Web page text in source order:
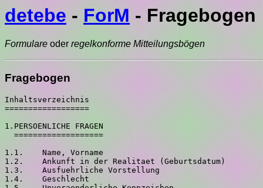
detebe - ForM - Fragebogen
Formulare oder regelkonforme Mitteilungsbögen
Fragebogen
Inhaltsverzeichnis
==================

1.PERSOENLICHE FRAGEN
  ===================

1.1.    Name, Vorname
1.2.    Ankunft in der Realitaet (Geburtsdatum)
1.3.    Ausfuehrliche Vorstellung
1.4.    Geschlecht
1.5.    Unveraenderliche Kennzeichen
1.6.    VAW-Wohnort
1.7.    Familienstand
1.8.    Schwaechen
1.9.    Glauben
1.10.   Vertrauen
1.11.   Haustiere
1.11.1. Haustiere (Hinweis: Floehe, Hausstaubmilben o.ae. zaehlen nicht als
Haustiere)
1.11.2. Ausfuehrliche Beschreibung der Haustiere (inkl. Name)
1.12.   Noch ausfuehrlichere Vorstellung





2. DETEBE
   ======

2.1.    Wie bist du auf detebe aufmerksam geworden?
2.2.    Warum kommst du erst jetzt und wo hast du dich bisher im Nutznetz
herumgetrieben?
2.3.    Aufenthalt in der Realitaet
2.4.    Leut.
2.4.1.  Was sind Frauensleut?
2.4.2.  Was sind Mannsleut?
2.5.    Lageeinschaetzung
2.5.1.  Sind SIE hinter dir her?
2.5.2.  Vertraust du den erlauchten Mitarbeitern(!)?
2.6.    Nenne die deiner Ansicht nach wichtigsten Eigenschaften eines
Wahrheitssuchers.
2.7.    Soziales Gewissen.


3. ZEIT (Nur fuer statistische Zwecke)
   ===================================

3.1.    Welches Jahr schreiben wir?
3.2.    Welcher Tag ist heute?
3.3.    Wieviel Uhr ist es derzeit?

============== Hier vorsichtig abbeissen ===============

       +-----------------------------------------+
       |                                         |
       | Der (fast) ultimative detebe-Fragebogen |
       |                                         |
       +-----------------------------------------+


               AUSFUELLUNGSVEREINBARUNGEN
               ==========================

DIE FOLGENDEN AUSFUELLUNGSBEDINGUNGEN SIND SORGFAELTIG DURCHZULESEN UND
BILDEN DIE GRUNDLAGE DER VEREINBARUNG ZWISCHEN DEM  ANTWORTENDEN UND DEM
STATISTISCHEN AMT VON detebe. DIESER detebe-FRAGEBOGEN (IM FOLGENDEN DER
EINFACHHEIT HALBER NUR ALS  FRAGEBOGEN BEZEICHNET) MUSS VON DIR SORGFAELTIG
UND WAHRHEITSGEMAESS AUSGEFUELLT WERDEN. VERSTOESSE GEGEN DIE SORGFALTS- UND
WAHRHEITSPFLICHT UNTERLIEGEN DER DRAKONISCHEN BESTRAFUNG DURCH EIN
ORDENTLICHES detebe-GERICHT UND WERDEN MIT PLONK NICHT  UNTER 1 JAHR ODER
(IN MINDER SCHWEREN FAELLEN) MINDESTENS MIT DEM ABWURF EINER ATOMBOMBE UEBER
DEINEM HAUS / DEINER WOHNUNG  BESTRAFT.

EINE NICHTZUSTIMMUNG HAT ZUR FOLGE, DASS DIESER FRAGEBOGEN NICHT AUSGEWERTET
WERDEN KANN UND UNGELESEN VERNICHTET WIRD!

Hinweis zum Datenschutz:
Die Auswertung der erhobenen Daten unterliegt den
detebe-Datenschutzbestimmungen. Die erhobenen Daten werden besonders
vertraulich behandelt. UM DIESE VERTRAULICHKEIT ZU GEWAEHRLEISTEN, DIE
ANTWORTEN DAHER _NUR_ IN detebe POSTEN. *AUF* *KEINEN*  *FALL* *ALS* *MAIL*
*SCHICKEN* (BND, NSA USW.)! Fuer die Archivierung ist aber ein Cc: an
fb@detebe.de erforderlich.

[ ] Ich stimme den o.a. Ausfuellungsbedingungen zu und fuelle den Fragebogen
sorgfaeltig und wahrheitsgemaess aus.

[ ] Ich stimme o.a. Ausfuellungsbedingungen nicht zu und werde sofort detebe
verlassen.





--------------------------------------------------------
_Ausfuellhinweis_ (ich haette nie gedacht, dass das mal noetig sein koennte)

Bitte 'Ankreuzfragen' _nur_ durch Ankreuzen mit "X" oder "x" beantworten
(latuernich muessen die " weggelassen werden).  Austoben kannst du dich bei
den 'freien' Antworten.
--------------------------------------------------------


1.PERSOENLICHE FRAGEN
  ===================


1.1. Name, Vorname


1.2. Ankunft in der Realitaet (Geburtsdatum)


1.3. Ausfuehrliche Vorstellung

VAW-Geburtsdatum


erlernter und ausgeuebter Beruf


Berufsziele


Einkommenshoehe


Schuldenhoehe


Vorstrafen


anhaengige Strafverfahren


bevorzugte Zigarettenmarken


bevorzugte Automarken (und was fuer ein Auto du tatsaechlich faehrst)


bevorzugte Getraenkemarken


bevorzugter T-Shirt-Aufdruck


bevorzugte Urlaubsziele (und warum)


Anzahl der Schoenheitsoperationen


Anzahl, Alter und Geschlecht deiner Eltern und aller deiner Kinder


sexuelle Vorlieben (mit ausfuehrlicher Schilderung)


Bist du immer noch in psychiatrischer Behandlung?


Die 5 peinlichsten Situationen deines Lebens



1.4. Geschlecht

[ ] Maennlich.
[ ] Weiblich.
[ ] Muss erst nachsehen.
[ ] Wen interessiert schon, welches Geschlecht ein Wirtskoerper hat?
[ ] Anderes.
[ ] Hae?

Wenn "Anderes": Welches?


1.5. Unveraenderliche Kennzeichen

[ ] Ja.
[ ] Nein.
[ ] Hae?



Wenn "Ja": Welche?


1.6. VAW-Wohnort



1.7. Familienstand:

[ ] Ja.
[ ] Nein.

Wenn "Ja":
[ ] vh.
[ ] led.
[ ] Bigamist(in).
[ ] Bisamratte.
[ ] Anderer.
[ ] Hae?

Wenn "Anderer": Welcher?



1.8. Schwaechen

Ich habe eine Schwaeche fuer:

[ ] pandimensionale Aliens.
[ ] Frauensleut.
[ ] Mannsleut.
[ ] Tiere.
[ ] anderes.
[ ] Hae?

Wenn "Anderes": Wofuer?


1.9. Glauben

Ich glaube an:

[ ] Al-Lat.
[ ] Frunz.
[ ] den Kanalgott.
[ ] Quereakl.
[ ] den grossen Rubasuba im Schrank.
[ ] Ich bin roemisch-katholisch.
[ ] jemanden anders.
[ ] Hae?

Wenn "jemanden anders": An wen?


1.10. Vertrauen

Ich vertraue (!=, wem man _nicht_ vertraut! Antworten wie: Keinem oder
Niemandem koennen woanders angebracht werden.)

[ ] Politikern.
[ ] der Atomindustrie.
[ ] der Werbung.
[ ] meiner Bank.
[ ] meinem Steuerberater.
[ ] der Mafia.
[ ] meinem Pfleger.
[ ] meinem Amtsvormund.
[ ] meine(r/m/n) Lebensabschnittsgefaehrten /
Lebensabschnittsgefaehrtin(nen).
[ ] meine(r/n) Katze(n).
[ ] meine(m/n) Hund(en).
[ ] Anderen.
[ ] Hae?

Wenn "Anderen": Wem und warum?



1.11. Haustiere

1.11.1. Haustiere (Hinweis: Floehe, Hausstaubmilben o.ae. zaehlen nicht als
Haustiere)

[ ] Ja.
[ ] Nein.
[ ] Andere Wesen.
[ ] Hae?

Ggf.: Welche?


1.11.2. Ausfuehrliche Beschreibung der Haustiere (inkl. Name)

[ ] Ijsche abbe docke garre keine Aussetierre, lieberre Erre Fragebogene!

Beschreibung:



1.12. Noch ausfuehrlichere Vorstellung

Hier bitte weitere Angaben rein schreiben wie: den Namen deines Partners / deiner Partnerin; den Namen deiner Stammkneipe; deine Schuhgroesse; Koerpergroesse; Bauchumfang; ggf. Brustumfang; Gewicht; Geistesgroesse; die Farbe deiner  Haare, Augen oder Fussnaegel; dein Lieblingsgericht; welche Musik und welche Lektuere du magst; was fuer einen Computer und  was fuer ein Betriebssystem du hast; die Anzahl deiner Urkunden; welches Buch du gerade liest; welches du noch lesen willst; welches du nicht lesen willst; die Anzahl deiner Weltmeistertitel; die Vereine, in denen du bist; wieviel Steuern du schon  hinterzogen hast; ob du schon mal eine grosse Summe im Lotto gewonnen hast; wem oder was du verfallen bist; wie lange du  schon im Nutznetz bist; welche Gruppen ausser detebe du nutzt; wie oft du dir die Fuesse nicht waeschst; wieviel Original-Zaehne du noch hast; ob du deinen Zahnarzt auch richtig lieb hast; Krankheiten; wann du vor hast, das Zeitliche zu  segnen, usw. usw. usw.

Sei nicht fantasielos und ueberlege dir zusaetzlich noch eigene Fragen, die du beantworten willst. Tob dich aus und schreibe alles auf, was dir sonst noch einfaellt! Schreib was du willst, aber LANGWEILE UNS NICHT!






2. DETEBE
   ======


2.1. Wie bist du auf detebe aufmerksam geworden?

[ ] Freunde, Bekannte.
[ ] Feinde.
[ ] Durch Drohungen.
[ ] Durch einen Hinweis in einer anderen Newsgroup, naemlich
    ________________________________________________________
[ ] Durch eine Signatur.
[ ] Durch ein Crossposting.
[ ] Zufaellig, beim Durchstoebern von Newsgroups.
[ ] Durch eine Homepage.
[ ] Durch eine Veroeffentlichung in einem Geheimdienstbericht.
[ ] Durch einen Artikel in einer Zeitschrift.
[ ] Durch einen Grundgesetzartikel.
[ ] Duch eine Anzeige in einer oertlichen Tageszeitung.
[ ] Anders.
[ ] Hae?

Wie genau?


Wenn "Anders": Wie?


2.2. Warum kommst du erst jetzt und wo hast du dich bisher im Nutznetz
herumgetrieben?


2.3. Aufenthalt in der Realitaet

[ ] Maessig.
[ ] Regelmaessig.
[ ] Mir bitte auch eine Mass.

2.4. Leut.

2.4.1. Was sind Frauensleut?

[ ] Androiden.
[ ] Weiss nicht. Weiss das ueberhaupt jemand?
[ ] Ups. Ich bin eine Frauensleut.
[ ] Andere Antwort.
[ ] Hae?

Wenn "Andere Antwort": Was denn nun?


2.4.2. Was sind Mannsleut?

[ ] Opfer.
[ ] Nur als Sklaven zu gebrauchen.
[ ] Ups. Ich bin ein Mannsleut.
[ ] Andere Antwort.
[ ] Hae?

Wenn "Andere Antwort": Was denn nun?



2.5. Lageeinschaetzung

2.5.1. Sind SIE hinter dir her?
[ ] Ja.
[ ] Wer sonst?
[ ] Nein.
[ ] Andere Antwort.
[ ] Hae?

Wenn "Andere Antwort": Bitte praezisieren!

Wenn "Nein": Warum nicht?


2.5.2. Vertraust du den erlauchten Mitarbeitern(!)?

[ ] Ja.
[ ] Wem sonst?
[ ] Nein.

Wenn "Nein": Warum nicht?


[ ] Ich traue nie jemandem.
[ ] Ich traue mir ja nicht einmal selbst.
[ ] Weil ich selber einer bin.
[ ] Ich wurde mal wieder nicht als Trauzeuge eingeladen.
[ ] Ich bin doch nicht bloed!
[ ] Die wollen sowieso nur mein Bestes (= mein Geld).
[ ] Andere Antwort.
[ ] Hae?

Wenn "Andere Antwort": Bitte praezisieren, damit wir uns besser
verstell^W^W^Wdaraus lernen koennen!

Wenn "Ich bin doch nicht bloed!": Bitte erlaeutern, warum nicht.



2.6. Nenne die deiner Ansicht nach wichtigsten Eigenschaften eines
Wahrheitssuchers.

[ ] Hartnaeckigkeit.
[ ] Neugier.
[ ] Posten, Posten, Posten und immer an Die Wahrheit [TM] denken.
[ ] Unbestechlichkeit.
[ ] Bestechlichkeit.
[ ] Andere Antwort.
[ ] Hae?

Wenn "Andere Antwort": Bitte erlaeutern.

2.7. Soziales Gewissen.
Was wirst du tun, wenn du zu sehr viel Geld kommen wirst?
(Hinweis: Die richtige Antwort lautet: "Selbstverstaendlich alles unter den
erlauchten Mitarbeitern(!) gerecht verteilen.")

[ ] Selbstverstaendlich alles unter den erlauchten Mitarbeitern(!) _gerecht_
verteilen.
[ ] Selbstverstaendlich alles unter den erlauchten Mitarbeitern(!) gerecht
verteilen.
[ ] Andere Antwort.
[ ] Hae?

Wenn "Andere Antwort": Bitte erlaeutern.



3. ZEIT (Nur fuer statistische Zwecke)
   ===================================


3.1. Welches Jahr schreiben wir?

[ ] 1703
[ ] 2003
[ ] Ich habe detebe nicht verstanden.
[ ] Hae?


3.2. Welcher Tag ist heute?

[ ] Mittwoch (ewiger)
[ ] Mittwoch
[ ] Ich habe detebe nicht verstanden.
[ ] Hae?


3.3. Wi